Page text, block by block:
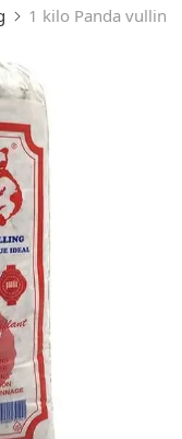
1 kilo Panda vulling